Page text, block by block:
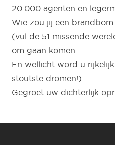
20.000 agenten en
Wie zou jij een brandbom
(vul de 51 missende
om gaan komen
En wellicht word u
stoutste dromen!)
Gegroet uw dichterlijk